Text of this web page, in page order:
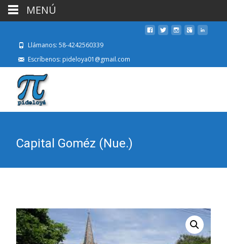
Llámanos: 58-4242560339
Escríbenos: pideloya01@gmail.com
Capital Goméz (Nue.)
MENÚ